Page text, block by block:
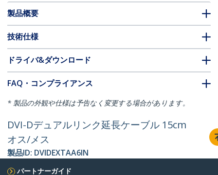
製品概要
技術仕様
ドライバ&ダウンロード
FAQ・コンプライアンス
* 製品の外観や仕様は予告なく変更する場合があります。
DVI-Dデュアルリンク延長ケーブル 15cm
オス/メス
製品ID: DVIDEXTAA6IN
パートナーガイド